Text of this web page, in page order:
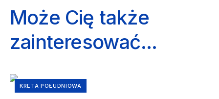
Może Cię także
zainteresować...
KRETA POŁUDNIOWA